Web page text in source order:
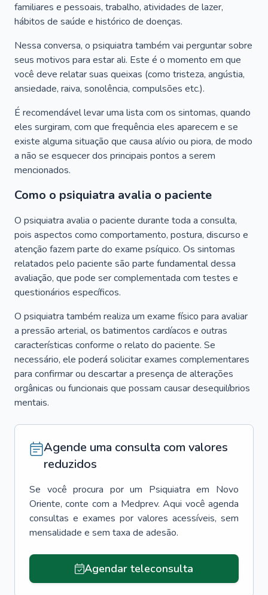
familiares e pessoais, trabalho, atividades de lazer,
hábitos de saúde e histórico de doenças.
Nessa conversa, o psiquiatra também vai perguntar sobre
seus motivos para estar ali. Este é o momento em que
você deve relatar suas queixas (como tristeza, angústia,
ansiedade, raiva, sonolência, compulsões etc.).
É recomendável levar uma lista com os sintomas, quando
eles surgiram, com que frequência eles aparecem e se
existe alguma situação que causa alívio ou piora, de modo
a não se esquecer dos principais pontos a serem
mencionados.
Como o psiquiatra avalia o paciente
O psiquiatra avalia o paciente durante toda a consulta,
pois aspectos como comportamento, postura, discurso e
atenção fazem parte do exame psíquico. Os sintomas
relatados pelo paciente são parte fundamental dessa
avaliação, que pode ser complementada com testes e
questionários específicos.
O psiquiatra também realiza um exame físico para avaliar
a pressão arterial, os batimentos cardíacos e outras
características conforme o relato do paciente. Se
necessário, ele poderá solicitar exames complementares
para confirmar ou descartar a presença de alterações
orgânicas ou funcionais que possam causar desequilíbrios
mentais.
Agende uma consulta com valores
reduzidos
Se você procura por um Psiquiatra em Novo
Oriente, conte com a Medprev. Aqui você agenda
consultas e exames por valores acessíveis, sem
mensalidade e sem taxa de adesão.
Agendar teleconsulta